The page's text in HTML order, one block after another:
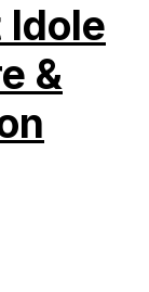
Idole
&